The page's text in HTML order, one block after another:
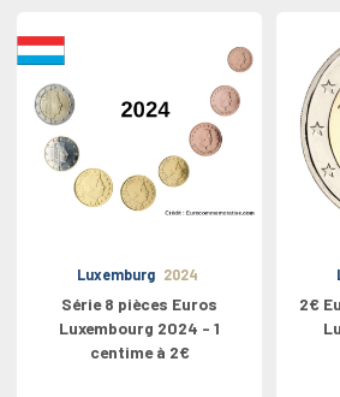
Luxemburg 2024
Série 8 pièces Euros
Luxembourg 2024 - 1
centime à 2€
2€